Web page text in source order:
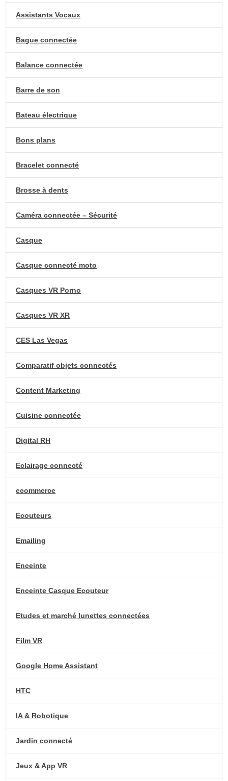
Assistants Vocaux
Bague connectée
Balance connectée
Barre de son
Bateau électrique
Bons plans
Bracelet connecté
Brosse à dents
Caméra connectée – Sécurité
Casque
Casque connecté moto
Casques VR Porno
Casques VR XR
CES Las Vegas
Comparatif objets connectés
Content Marketing
Cuisine connectée
Digital RH
Eclairage connecté
ecommerce
Ecouteurs
Emailing
Enceinte
Enceinte Casque Ecouteur
Etudes et marché lunettes connectées
Film VR
Google Home Assistant
HTC
IA & Robotique
Jardin connecté
Jeux & App VR